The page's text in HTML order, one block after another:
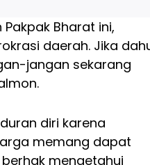
Bharat ini,
daerah. Jika
jangan sekarang
diri karena
memang dapat
mengetahui